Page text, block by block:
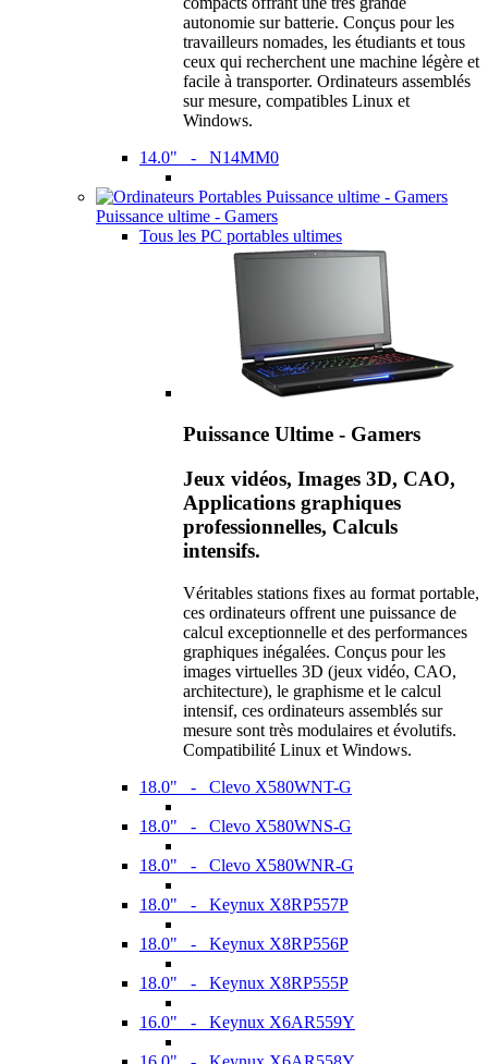
autonomie sur batterie. Conçus pour les
travailleurs nomades, les étudiants et tous
ceux qui recherchent une machine légère et
facile à transporter. Ordinateurs assemblés
sur mesure, compatibles Linux et
Windows.
14.0" - N14MM0
Puissance ultime - Gamers
Tous les PC portables ultimes
Puissance Ultime - Gamers
Jeux vidéos, Images 3D, CAO,
Applications graphiques
professionnelles, Calculs
intensifs.
Véritables stations fixes au format portable,
ces ordinateurs offrent une puissance de
calcul exceptionnelle et des performances
graphiques inégalées. Conçus pour les
images virtuelles 3D (jeux vidéo, CAO,
architecture), le graphisme et le calcul
intensif, ces ordinateurs assemblés sur
mesure sont très modulaires et évolutifs.
Compatibilité Linux et Windows.
18.0" - Clevo X580WNT-G
18.0" - Clevo X580WNS-G
18.0" - Clevo X580WNR-G
18.0" - Keynux X8RP557P
18.0" - Keynux X8RP556P
18.0" - Keynux X8RP555P
16.0" - Keynux X6AR559Y